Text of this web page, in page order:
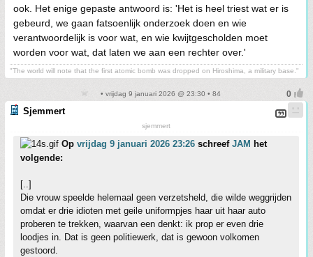
ook. Het enige gepaste antwoord is: 'Het is heel triest wat er is
gebeurd, we gaan fatsoenlijk onderzoek doen en wie
verantwoordelijk is voor wat, en wie kwijtgescholden moet
worden voor wat, dat laten we aan een rechter over.'
"The world will note that the first atomic bomb was dropped on Hiroshima, a military base."
• vrijdag 9 januari 2026 @ 23:30 • 84
Sjemmert
sjemmert
Op vrijdag 9 januari 2026 23:26 schreef JAM het
volgende:
[..]
Die vrouw speelde helemaal geen verzetsheld, die wilde weggrijden
omdat er drie idioten met geile uniformpjes haar uit haar auto
proberen te trekken, waarvan een denkt: ik prop er even drie
loodjes in. Dat is geen politiewerk, dat is gewoon volkomen
gestoord.